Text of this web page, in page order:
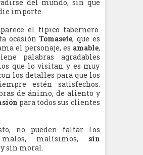
del mundo, sin que
importe.
el típico tabernero.
ocasiónTomasete, que es
el personaje, es amable,
palabras agradables
que lo visitan y es muy
los detalles para que los
estén satisfechos.
de ánimo, de aliento y
para todos sus clientes
no pueden faltar los
malísimos, sin
sin moral.